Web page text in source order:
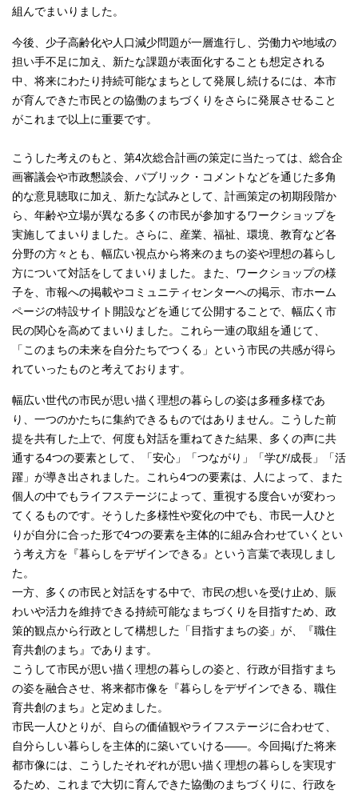
組んでまいりました。
今後、少子高齢化や人口減少問題が一層進行し、労働力や地域の
担い手不足に加え、新たな課題が表面化することも想定される
中、将来にわたり持続可能なまちとして発展し続けるには、本市
が育んできた市民との協働のまちづくりをさらに発展させること
がこれまで以上に重要です。
こうした考えのもと、第4次総合計画の策定に当たっては、総合企
画審議会や市政懇談会、パブリック・コメントなどを通じた多角
的な意見聴取に加え、新たな試みとして、計画策定の初期段階か
ら、年齢や立場が異なる多くの市民が参加するワークショップを
実施してまいりました。さらに、産業、福祉、環境、教育など各
分野の方々とも、幅広い視点から将来のまちの姿や理想の暮らし
方について対話をしてまいりました。また、ワークショップの様
子を、市報への掲載やコミュニティセンターへの掲示、市ホーム
ページの特設サイト開設などを通じて公開することで、幅広く市
民の関心を高めてまいりました。これら一連の取組を通じて、
「このまちの未来を自分たちでつくる」という市民の共感が得ら
れていったものと考えております。
幅広い世代の市民が思い描く理想の暮らしの姿は多種多様であ
り、一つのかたちに集約できるものではありません。こうした前
提を共有した上で、何度も対話を重ねてきた結果、多くの声に共
通する4つの要素として、「安心」「つながり」「学び/成長」「活
躍」が導き出されました。これら4つの要素は、人によって、また
個人の中でもライフステージによって、重視する度合いが変わっ
てくるものです。そうした多様性や変化の中でも、市民一人ひと
りが自分に合った形で4つの要素を主体的に組み合わせていくとい
う考え方を『暮らしをデザインできる』という言葉で表現しまし
た。
一方、多くの市民と対話をする中で、市民の想いを受け止め、賑
わいや活力を維持できる持続可能なまちづくりを目指すため、政
策的観点から行政として構想した「目指すまちの姿」が、『職住
育共創のまち』であります。
こうして市民が思い描く理想の暮らしの姿と、行政が目指すまち
の姿を融合させ、将来都市像を『暮らしをデザインできる、職住
育共創のまち』と定めました。
市民一人ひとりが、自らの価値観やライフステージに合わせて、
自分らしい暮らしを主体的に築いていける――。今回掲げた将来
都市像には、こうしたそれぞれが思い描く理想の暮らしを実現す
るため、これまで大切に育んできた協働のまちづくりに、行政を